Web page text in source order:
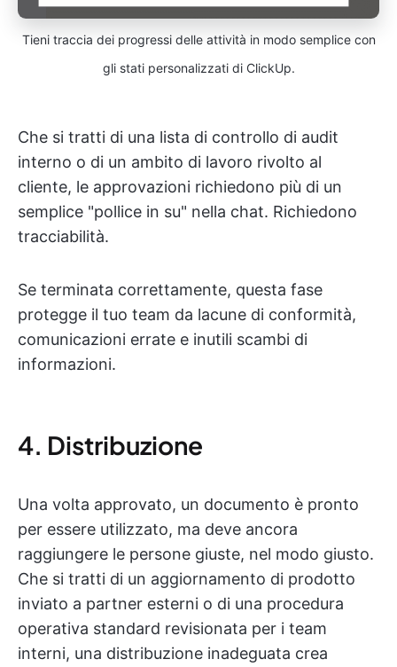
Tieni traccia dei progressi delle attività in modo semplice con
gli stati personalizzati di ClickUp.
Che si tratti di una lista di controllo di audit
interno o di un ambito di lavoro rivolto al
cliente, le approvazioni richiedono più di un
semplice "pollice in su" nella chat. Richiedono
tracciabilità.
Se terminata correttamente, questa fase
protegge il tuo team da lacune di conformità,
comunicazioni errate e inutili scambi di
informazioni.
4. Distribuzione
Una volta approvato, un documento è pronto
per essere utilizzato, ma deve ancora
raggiungere le persone giuste, nel modo giusto.
Che si tratti di un aggiornamento di prodotto
inviato a partner esterni o di una procedura
operativa standard revisionata per i team
interni, una distribuzione inadeguata crea